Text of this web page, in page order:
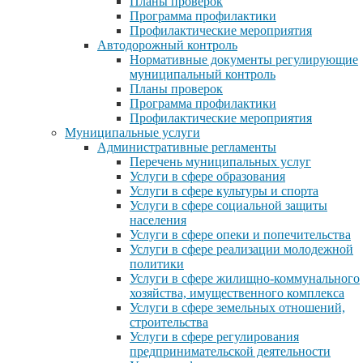
Программа профилактики
Профилактические мероприятия
Автодорожный контроль
Нормативные документы регулирующие
муниципальный контроль
Планы проверок
Программа профилактики
Профилактические мероприятия
Муниципальные услуги
Административные регламенты
Перечень муниципальных услуг
Услуги в сфере образования
Услуги в сфере культуры и спорта
Услуги в сфере социальной защиты
населения
Услуги в сфере опеки и попечительства
Услуги в сфере реализации молодежной
политики
Услуги в сфере жилищно-коммунального
хозяйства, имущественного комплекса
Услуги в сфере земельных отношений,
строительства
Услуги в сфере регулирования
предпринимательской деятельности